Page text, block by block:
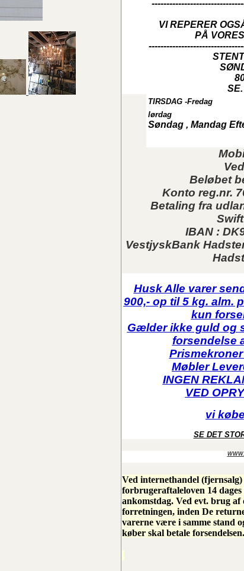
VI REPERER
PÅ
TIRSDAG -Fredag
lørdag
Søndag , Mandag
Beløbet
Konto reg.nr.
Betaling fra
IBAN :
VestjyskBank
Husk Alle varer
900,- op til 5 kg. alm.
kun
Gælder ikke guld og
forsendelse
Møbler
INGEN
VED
vi
SE DET
Ved internethandel
forbrugeraftaleloven 14
ankomstdag. Ved evt. brug af
forretningen, inden De
varerne være i samme stand
køber skal betale forsendelsen.